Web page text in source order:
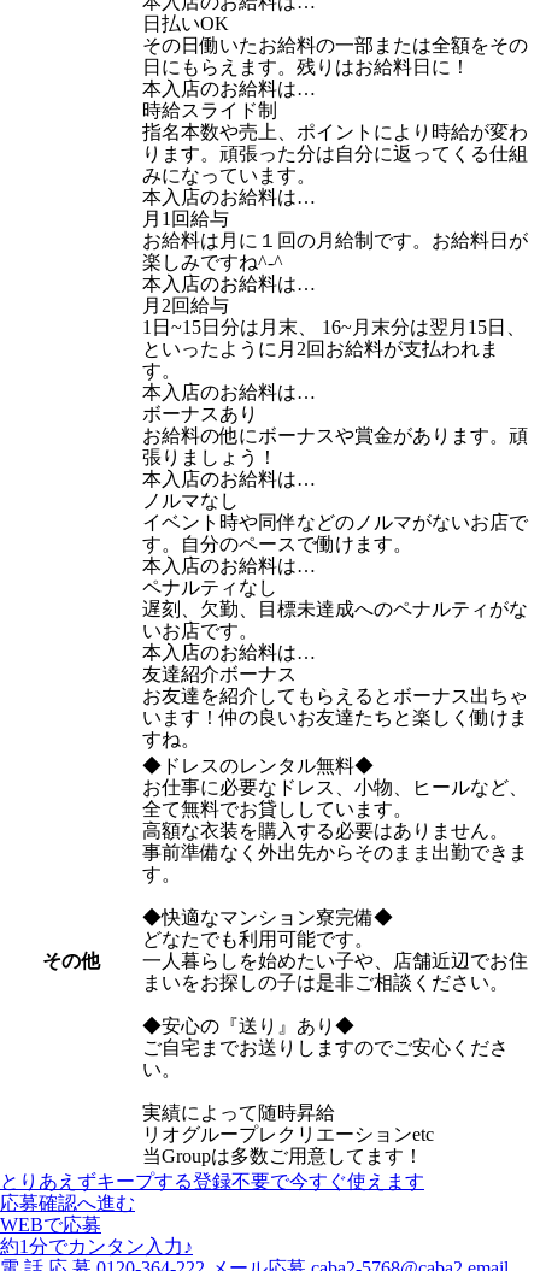
日払いOK
その日働いたお給料の一部または全額をその
日にもらえます。残りはお給料日に！
本入店のお給料は…
時給スライド制
指名本数や売上、ポイントにより時給が変わ
ります。頑張った分は自分に返ってくる仕組
みになっています。
本入店のお給料は…
月1回給与
お給料は月に１回の月給制です。お給料日が
楽しみですね^-^
本入店のお給料は…
月2回給与
1日~15日分は月末、 16~月末分は翌月15日、
といったように月2回お給料が支払われま
す。
本入店のお給料は…
ボーナスあり
お給料の他にボーナスや賞金があります。頑
張りましょう！
本入店のお給料は…
ノルマなし
イベント時や同伴などのノルマがないお店で
す。自分のペースで働けます。
本入店のお給料は…
ペナルティなし
遅刻、欠勤、目標未達成へのペナルティがな
いお店です。
本入店のお給料は…
友達紹介ボーナス
お友達を紹介してもらえるとボーナス出ちゃ
います！仲の良いお友達たちと楽しく働けま
すね。
その他
◆ドレスのレンタル無料◆
お仕事に必要なドレス、小物、ヒールなど、
全て無料でお貸ししています。
高額な衣装を購入する必要はありません。
事前準備なく外出先からそのまま出勤できま
す。
◆快適なマンション寮完備◆
どなたでも利用可能です。
一人暮らしを始めたい子や、店舗近辺でお住
まいをお探しの子は是非ご相談ください。
◆安心の『送り』あり◆
ご自宅までお送りしますのでご安心くださ
い。
実績によって随時昇給
リオグループレクリエーションetc
当Groupは多数ご用意してます！
とりあえずキープする登録不要で今すぐ使えます
応募確認へ進む
WEBで応募
約1分でカンタン入力♪